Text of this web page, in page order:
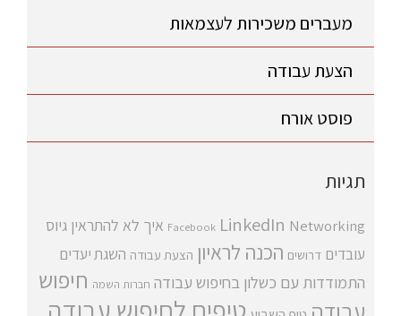
מעברים משכירות לעצמאות
הצעת עבודה
פוסט אורח
תגיות
Facebook LinkedIn Networking איך לא להתראין גיוס
עובדים דרושים הכנה לראיון הצעת עבודה השגת יעדים
התמודדות עם כשלון בחיפוש עבודה חברות השמה חיפוש